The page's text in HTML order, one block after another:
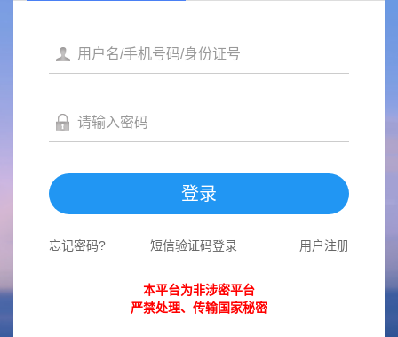
登录
短信验证码登录 用户注册
忘记密码?
本平台为非涉密平台
严禁处理、传输国家秘密